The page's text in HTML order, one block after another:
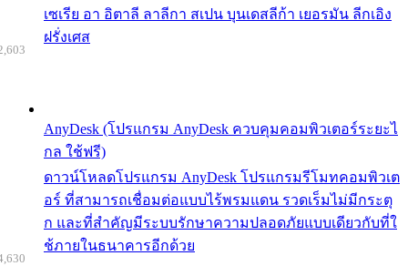
เซเรีย อา อิตาลี ลาลีกา สเปน บุนเดสลีก้า เยอรมัน ลีกเอิง
ฝรั่งเศส
AnyDesk (โปรแกรม AnyDesk ควบคุมคอมพิวเตอร์ระยะไ
กล ใช้ฟรี)
ดาวน์โหลดโปรแกรม AnyDesk โปรแกรมรีโมทคอมพิวเต
อร์ ที่สามารถเชื่อมต่อแบบไร้พรมแดน รวดเร็มไม่มีกระตุ
ก และที่สำคัญมีระบบรักษาความปลอดภัยแบบเดียวกับที่ใ
ช้ภายในธนาคารอีกด้วย